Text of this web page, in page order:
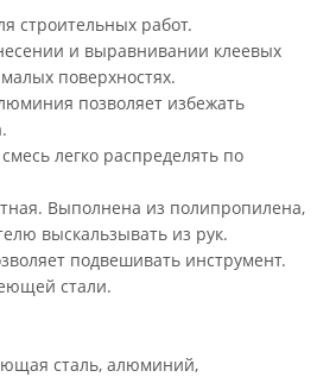
строительных работ.
и выравнивании клеевых
поверхностях.
позволяет избежать
легко распределять по
Выполнена из полипропилена,
выскальзывать из рук.
подвешивать инструмент.
стали.
сталь, алюминий,